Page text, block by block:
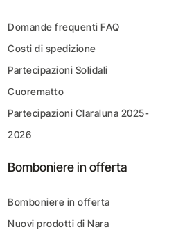
Domande frequenti FAQ
Costi di spedizione
Partecipazioni Solidali
Cuorematto
Partecipazioni Claraluna 2025-
2026
Bomboniere in offerta
Bomboniere in offerta
Nuovi prodotti di Nara